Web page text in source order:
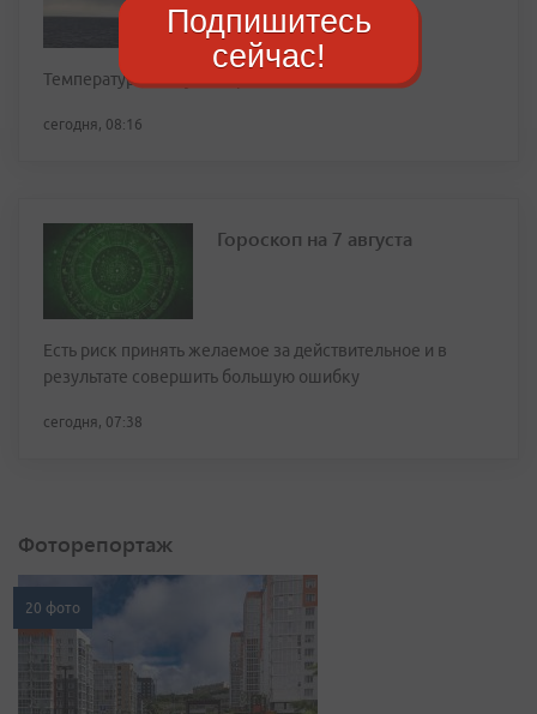
Температура воздуха в крае +25…+30°C
сегодня, 08:16
Гороскоп на 7 августа
Есть риск принять желаемое за действительное и в
результате совершить большую ошибку
сегодня, 07:38
Фоторепортаж
20 фото
Подпишитесь
сейчас!